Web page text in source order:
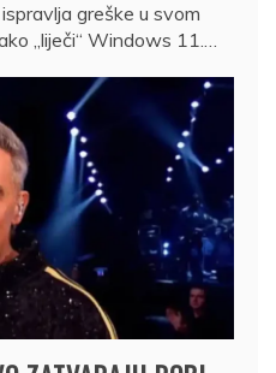
greške u svom
„liječi“ Windows 11.…